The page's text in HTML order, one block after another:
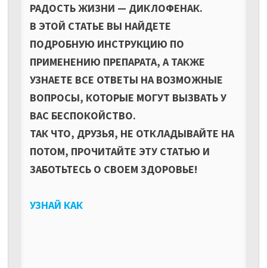
РАДОСТЬ ЖИЗНИ — ДИКЛОФЕНАК.
В ЭТОЙ СТАТЬЕ ВЫ НАЙДЕТЕ
ПОДРОБНУЮ ИНСТРУКЦИЮ ПО
ПРИМЕНЕНИЮ ПРЕПАРАТА, А ТАКЖЕ
УЗНАЕТЕ ВСЕ ОТВЕТЫ НА ВОЗМОЖНЫЕ
ВОПРОСЫ, КОТОРЫЕ МОГУТ ВЫЗВАТЬ У
ВАС БЕСПОКОЙСТВО.
ТАК ЧТО, ДРУЗЬЯ, НЕ ОТКЛАДЫВАЙТЕ НА
ПОТОМ, ПРОЧИТАЙТЕ ЭТУ СТАТЬЮ И
ЗАБОТЬТЕСЬ О СВОЕМ ЗДОРОВЬЕ!
УЗНАЙ КАК